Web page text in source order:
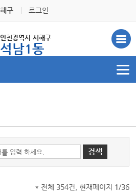
구 로그인
인천광역시 서해구
석남1동
* 전체 354건, 현재페이지 1/36